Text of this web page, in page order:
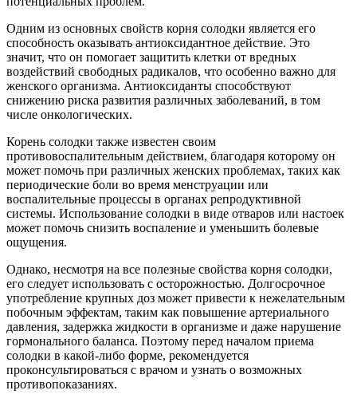
Одним из основных свойств корня солодки является его
способность оказывать антиоксидантное действие. Это
значит, что он помогает защитить клетки от вредных
воздействий свободных радикалов, что особенно важно для
женского организма. Антиоксиданты способствуют
снижению риска развития различных заболеваний, в том
числе онкологических.
Корень солодки также известен своим
противовоспалительным действием, благодаря которому он
может помочь при различных женских проблемах, таких как
периодические боли во время менструации или
воспалительные процессы в органах репродуктивной
системы. Использование солодки в виде отваров или настоек
может помочь снизить воспаление и уменьшить болевые
ощущения.
Однако, несмотря на все полезные свойства корня солодки,
его следует использовать с осторожностью. Долгосрочное
употребление крупных доз может привести к нежелательным
побочным эффектам, таким как повышение артериального
давления, задержка жидкости в организме и даже нарушение
гормонального баланса. Поэтому перед началом приема
солодки в какой-либо форме, рекомендуется
проконсультироваться с врачом и узнать о возможных
противопоказаниях.